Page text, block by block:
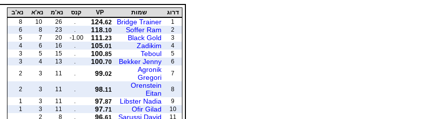
דרוג שמות VP קנס נא'מ נא'א
נא'ב
1
Bridge Trainer
124.62
26
10
8
2
Soffer Ram
118.10
23
8
6
3
Black Gold
111.23
-1.00
20
7
5
4
Zadikim
105.01
16
6
4
5
Teboul
100.85
15
5
3
6
Bekker Jenny
100.70
13
4
3
7
Agronik
Gregori
99.02
11
3
2
8
Orenstein
Eitan
98.11
11
3
2
9
Libster Nadia
97.87
11
3
1
10
Ofir Gilad
97.71
11
3
1
11
Sarussi David
96.61
8
2